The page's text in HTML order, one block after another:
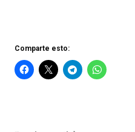
Comparte esto: